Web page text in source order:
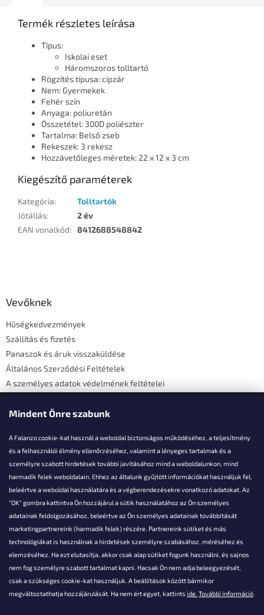
Mindent Önre szabunk
A Falanzo cookie-kat használ a weboldal biztonságos működéséhez, a teljesítmény
és a felhasználói élmény ellenőrzéséhez, valamint a lényeges tartalmak és a
személyre szabott hirdetések további javításához mind a weboldalunkon, mind
harmadik felek weboldalain. Ehhez az általunk gyűjtött információkat használjuk fel,
beleértve a weboldal használatára és a végberendezésekre vonatkozó adatokat. Az
"OK" gombra kattintva Ön hozzájárul a sütik használatához az Ön személyes
adatainak feldolgozásához, beleértve az Ön személyes adatainak továbbítását
marketingpartnereink (harmadik felek) részére. Partnereink sütiket és más
technológiákat is használnak a hirdetések személyre szabásához, méréséhez és
elemzéséhez. Ha ezt elutasítja, akkor csak alap sütiket fogunk használni, és sajnos
nem fog személyre szabott tartalmat kapni. Hacsak Ön nem adja beleegyezését,
csak a szükséges cookie-kat használjuk. A beállítások között bármikor
megváltoztathatja hozzájárulását. Ha nem ért egyet, kattints ide. További információ
Termék részletes leírása
Típus:
Iskolai eset
Háromszoros tolltartó
Rögzítés típusa: cipzár
Nem: Gyermekek
Fehér szín
Anyaga: poliuretán
Összetétel: 300D poliészter
Tartalma: Belső zseb
Rekeszek: 3 rekesz
Hozzávetőleges méretek: 22 x 12 x 3 cm
Kiegészítő paraméterek
Kategória:
Tolltartók
Jótállás:
2 év
EAN vonalkód: 8412688548842
Vevőknek
Hűségkedvezmények
Szállítás és fizetés
Panaszok és áruk visszaküldése
Általános Szerződési Feltételek
A személyes adatok védelmének feltételei
Elérhetőségi adatok
Akarsz kérdezni valamit?
info@falanzo.hu